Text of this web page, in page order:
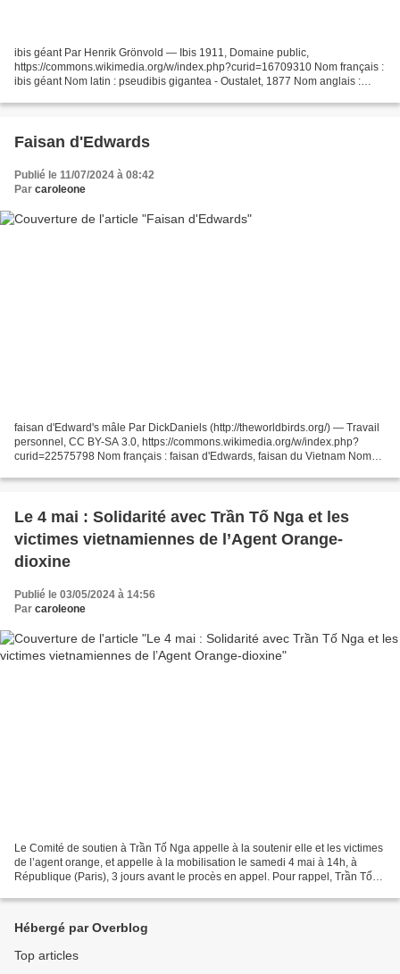
ibis géant Par Henrik Grönvold — Ibis 1911, Domaine public,
https://commons.wikimedia.org/w/index.php?curid=16709310 Nom français :
ibis géant Nom latin : pseudibis gigantea - Oustalet, 1877 Nom anglais :
Faisan d'Edwards
Publié le 11/07/2024 à 08:42
Par caroleone
faisan d'Edward's mâle Par DickDaniels (http://theworldbirds.org/) — Travail
personnel, CC BY-SA 3.0, https://commons.wikimedia.org/w/index.php?
curid=22575798 Nom français : faisan d'Edwards, faisan du Vietnam Nom
Le 4 mai : Solidarité avec Trần Tố Nga et les
victimes vietnamiennes de l’Agent Orange-
dioxine
Publié le 03/05/2024 à 14:56
Par caroleone
Le Comité de soutien à Trần Tố Nga appelle à la soutenir elle et les victimes
de l’agent orange, et appelle à la mobilisation le samedi 4 mai à 14h, à
République (Paris), 3 jours avant le procès en appel. Pour rappel, Trần Tố
Hébergé par Overblog
Top articles